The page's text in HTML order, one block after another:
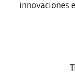
innovaciones